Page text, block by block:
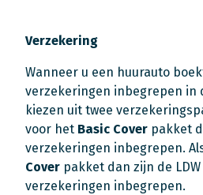
Verzekering
Wanneer u een huurauto
verzekeringen inbegrepen in
kiezen uit twee
voor het Basic Cover pakket
verzekeringen inbegrepen.
Cover pakket dan zijn de LDW
verzekeringen inbegrepen.